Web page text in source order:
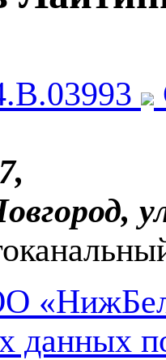
данных